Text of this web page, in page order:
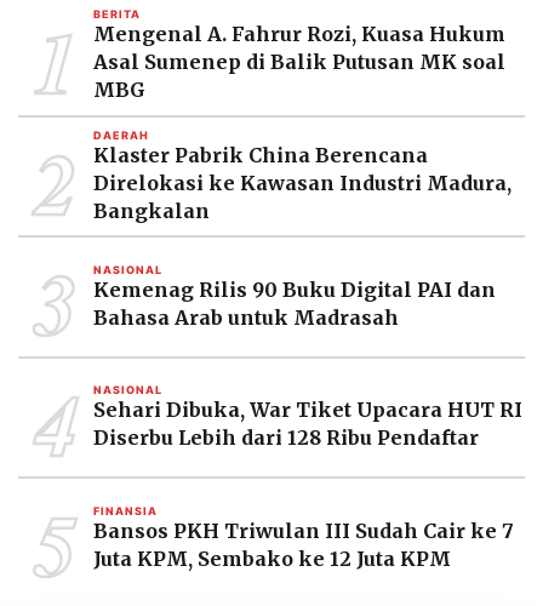
PRAMUDITA
2026
PT.
MEDIA
1 BERITA
Mengenal A. Fahrur Rozi, Kuasa Hukum
Asal Sumenep di Balik Putusan MK soal
MBG
2 DAERAH
Klaster Pabrik China Berencana
Direlokasi ke Kawasan Industri Madura,
Bangkalan
3 NASIONAL
Kemenag Rilis 90 Buku Digital PAI dan
Bahasa Arab untuk Madrasah
4 NASIONAL
Sehari Dibuka, War Tiket Upacara HUT RI
Diserbu Lebih dari 128 Ribu Pendaftar
5 FINANSIA
Bansos PKH Triwulan III Sudah Cair ke 7
Juta KPM, Sembako ke 12 Juta KPM